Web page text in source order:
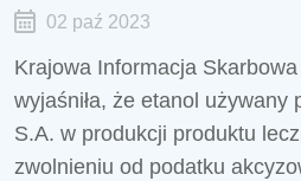
02 paź 2023
Krajowa Informacja
wyjaśniła, że etanol używany
S.A. w produkcji produktu
zwolnieniu od podatku